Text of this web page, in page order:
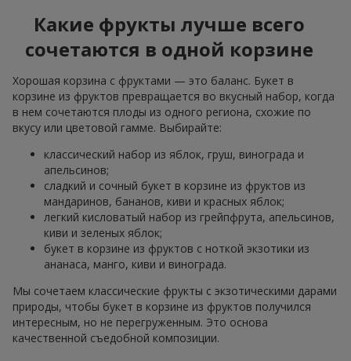
Какие фрукты лучше всего
сочетаются в одной корзине
Хорошая корзина с фруктами — это баланс. Букет в
корзине из фруктов превращается во вкусный набор, когда
в нем сочетаются плоды из одного региона, схожие по
вкусу или цветовой гамме. Выбирайте:
классический набор из яблок, груш, винограда и
апельсинов;
сладкий и сочный букет в корзине из фруктов из
мандаринов, бананов, киви и красных яблок;
легкий кисловатый набор из грейпфрута, апельсинов,
киви и зеленых яблок;
букет в корзине из фруктов с ноткой экзотики из
ананаса, манго, киви и винограда.
Мы сочетаем классические фрукты с экзотическими дарами
природы, чтобы букет в корзине из фруктов получился
интересным, но не перегруженным. Это основа
качественной съедобной композиции.